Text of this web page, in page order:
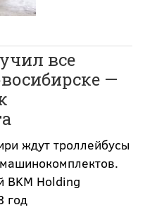
все
—
ждут троллейбусы
BKM Holding
год